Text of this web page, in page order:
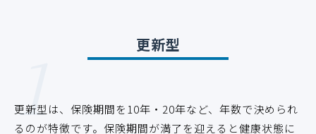
1 更新型
更新型は、保険期間を10年・20年など、年数で決められ
るのが特徴です。保険期間が満了を迎えると健康状態に